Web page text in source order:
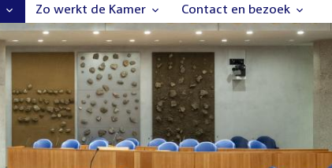
Zo werkt de Kamer Contact en bezoek